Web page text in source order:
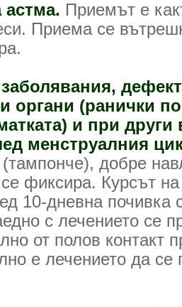
Приемът е
Приема се
органи (ранички
и при други
менструалния
добре
фиксира. Курсът
10-дневна почивка
с лечението се
от полов контакт
е лечението да се